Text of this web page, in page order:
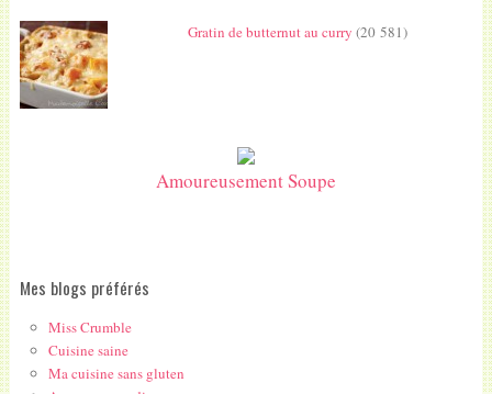
Gratin de butternut au curry (20 581)
Amoureusement Soupe
Mes blogs préférés
Miss Crumble
Cuisine saine
Ma cuisine sans gluten